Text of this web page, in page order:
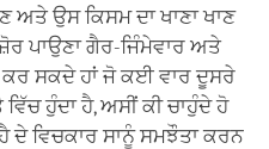
ਅਤੇ ਉਸ ਕਿਸਮ ਦਾ ਖਾਣਾ ਖਾਣ
ਪਾਉਣਾ ਗੈਰ-ਜਿੰਮੇਵਾਰ ਅਤੇ
ਸਕਦੇ ਹਾਂ ਜੋ ਕਈ ਵਾਰ ਦੂਸਰੇ
ਹੁੰਦਾ ਹੈ, ਅਸੀਂ ਕੀ ਚਾਹੁੰਦੇ ਹੋ
ਦੇ ਵਿਚਕਾਰ ਸਾਨੂੰ ਸਮਝੌਤਾ ਕਰਨ